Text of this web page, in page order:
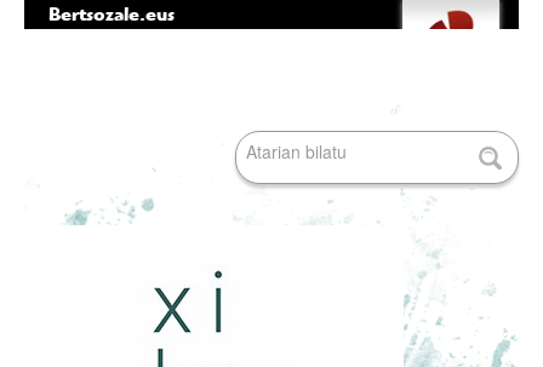
Bertsozale.eus
egin
nabigazioara
Bilatu atarian
Bilaketa